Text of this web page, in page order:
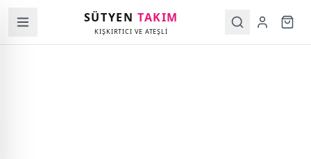
SÜTYENTAKIM
KIŞKIRTICI VE ATEŞLİ